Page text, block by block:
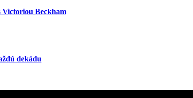
Victoriou Beckham
dekádu